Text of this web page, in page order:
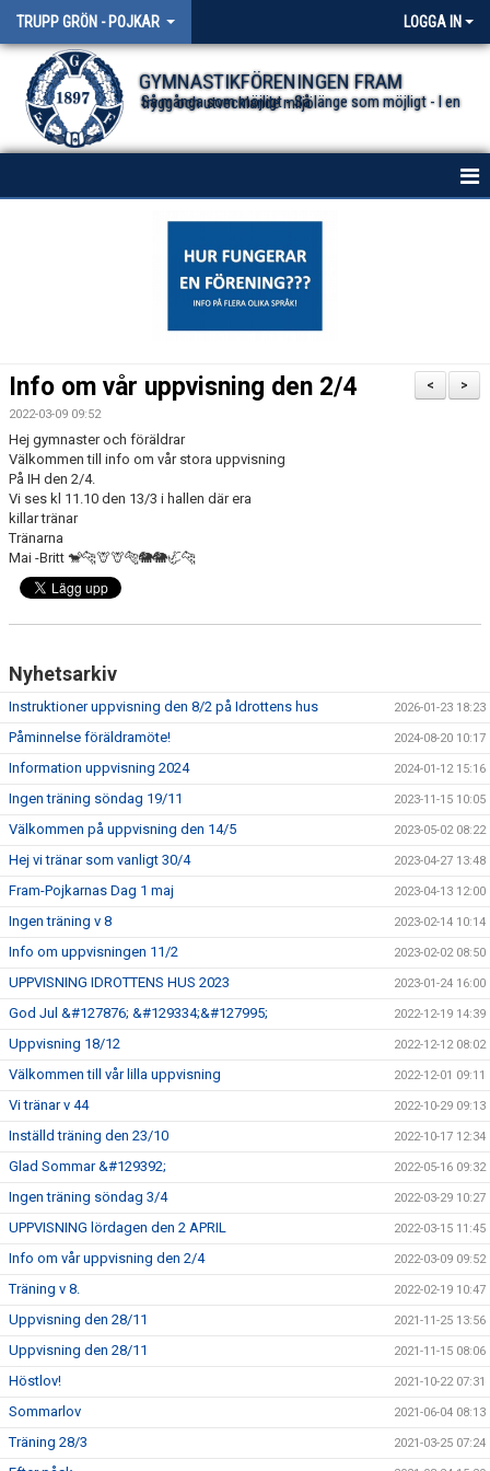
TRUPP GRÖN - POJKAR LOGGA IN
GYMNASTIKFÖRENINGEN FRAM
Så många som möjligt - Så länge som möjligt - I en trygg och utvecklande miljö.
BESTÄLLA FÖRENINGSKLÄDER
>
<
Info om vår uppvisning den 2/4
2022-03-09 09:52
Hej gymnaster och föräldrar
Välkommen till info om vår stora uppvisning
På IH den 2/4.
Vi ses kl 11.10 den 13/3 i hallen där era
killar tränar
Tränarna
Mai -Britt 🐒🐆🦒🦒🐅🐘🐘🦏🐆
Nyhetsarkiv
Instruktioner uppvisning den 8/2 på Idrottens hus 2026-01-23 18:23
Påminnelse föräldramöte! 2024-08-20 10:17
Information uppvisning 2024 2024-01-12 15:16
Ingen träning söndag 19/11 2023-11-15 10:05
Välkommen på uppvisning den 14/5 2023-05-02 08:22
Hej vi tränar som vanligt 30/4 2023-04-27 13:48
Fram-Pojkarnas Dag 1 maj 2023-04-13 12:00
Ingen träning v 8 2023-02-14 10:14
Info om uppvisningen 11/2 2023-02-02 08:50
UPPVISNING IDROTTENS HUS 2023 2023-01-24 16:00
God Jul &#127876; &#129334;&#127995; 2022-12-19 14:39
Uppvisning 18/12 2022-12-12 08:02
Välkommen till vår lilla uppvisning 2022-12-01 09:11
Vi tränar v 44 2022-10-29 09:13
Inställd träning den 23/10 2022-10-17 12:34
Glad Sommar &#129392; 2022-05-16 09:32
Ingen träning söndag 3/4 2022-03-29 10:27
UPPVISNING lördagen den 2 APRIL 2022-03-15 11:45
Info om vår uppvisning den 2/4 2022-03-09 09:52
Träning v 8. 2022-02-19 10:47
Uppvisning den 28/11 2021-11-25 13:56
Uppvisning den 28/11 2021-11-15 08:06
Höstlov! 2021-10-22 07:31
Sommarlov 2021-06-04 08:13
Träning 28/3 2021-03-25 07:24